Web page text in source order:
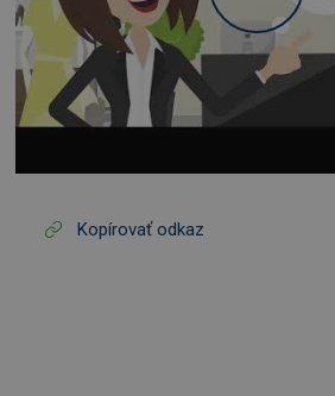
Kopírovať odkaz